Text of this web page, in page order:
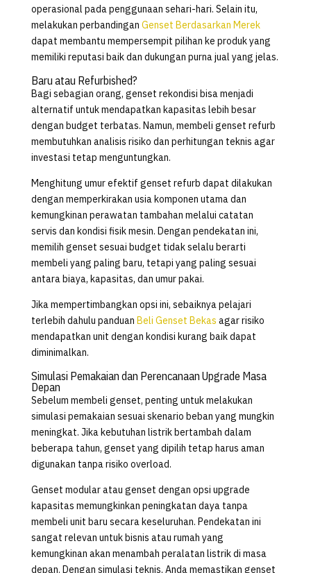
operasional pada penggunaan sehari-hari. Selain itu,
melakukan perbandingan Genset Berdasarkan Merek
dapat membantu mempersempit pilihan ke produk yang
memiliki reputasi baik dan dukungan purna jual yang jelas.
Baru atau Refurbished?
Bagi sebagian orang, genset rekondisi bisa menjadi
alternatif untuk mendapatkan kapasitas lebih besar
dengan budget terbatas. Namun, membeli genset refurb
membutuhkan analisis risiko dan perhitungan teknis agar
investasi tetap menguntungkan.
Menghitung umur efektif genset refurb dapat dilakukan
dengan memperkirakan usia komponen utama dan
kemungkinan perawatan tambahan melalui catatan
servis dan kondisi fisik mesin. Dengan pendekatan ini,
memilih genset sesuai budget tidak selalu berarti
membeli yang paling baru, tetapi yang paling sesuai
antara biaya, kapasitas, dan umur pakai.
Jika mempertimbangkan opsi ini, sebaiknya pelajari
terlebih dahulu panduan Beli Genset Bekas agar risiko
mendapatkan unit dengan kondisi kurang baik dapat
diminimalkan.
Simulasi Pemakaian dan Perencanaan Upgrade Masa
Depan
Sebelum membeli genset, penting untuk melakukan
simulasi pemakaian sesuai skenario beban yang mungkin
meningkat. Jika kebutuhan listrik bertambah dalam
beberapa tahun, genset yang dipilih tetap harus aman
digunakan tanpa risiko overload.
Genset modular atau genset dengan opsi upgrade
kapasitas memungkinkan peningkatan daya tanpa
membeli unit baru secara keseluruhan. Pendekatan ini
sangat relevan untuk bisnis atau rumah yang
kemungkinan akan menambah peralatan listrik di masa
depan. Dengan simulasi teknis, Anda memastikan genset